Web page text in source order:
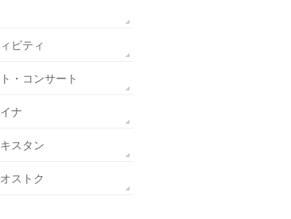
ビティ
・コンサート
ナ
スタン
ストク